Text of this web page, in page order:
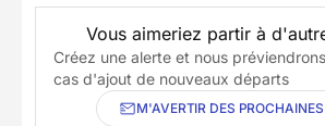
Vous aimeriez partir à
Créez une alerte et nous
cas d'ajout de nouveaux départs
M'AVERTIR DES